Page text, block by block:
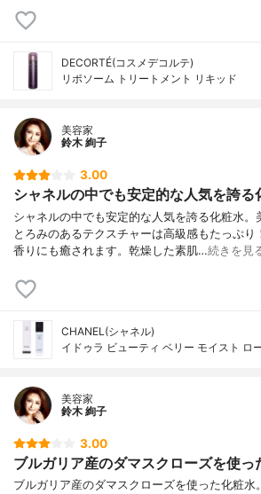
DECORTÉ(コスメデコルテ)
リポソーム トリートメント リキッド
美容家
鈴木 絢子
3.00
シャネルの中でも安定的な人気を誇る
シャネルの中でも安定的な人気を誇る化粧水。
とろみのあるテクスチャーは高級感もたっぷり
香りにも癒されます。乾燥した素肌…続きを見
CHANEL(シャネル)
イドゥラ ビューティ ベリー モイスト ロ
美容家
鈴木 絢子
3.00
ブルガリア産のダマスクローズを使っ
ブルガリア産のダマスクローズを使った化粧水